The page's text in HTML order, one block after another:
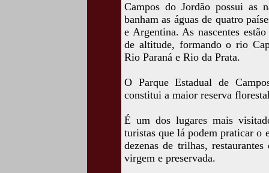
Campos do Jordão possui as
banham as águas de quatro
e Argentina. As nascentes
de altitude, formando o rio
Rio Paraná e Rio da Prata.
O Parque Estadual de
constitui a maior reserva
É um dos lugares mais
turistas que lá podem praticar o
dezenas de trilhas,
virgem e preservada.